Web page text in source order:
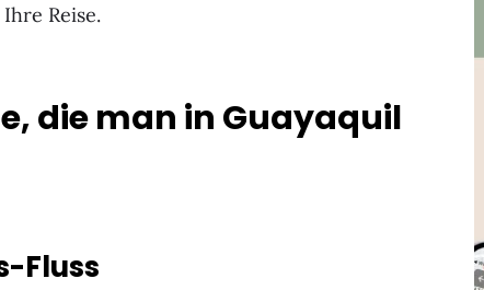
Reise.
die man in Guayaquil
Fluss